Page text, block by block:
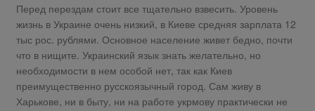
Перед перездам стоит все тщательно взвесить. Уровень
жизнь в Украине очень низкий, в Киеве средняя зарплата 12
тыс рос. рублями. Основное население живет бедно, почти
что в нищите. Украинский язык знать желательно, но
необходимости в нем особой нет, так как Киев
преимущественно русскоязычный город. Сам живу в
Харькове, ни в быту, ни на работе укрмову практически не